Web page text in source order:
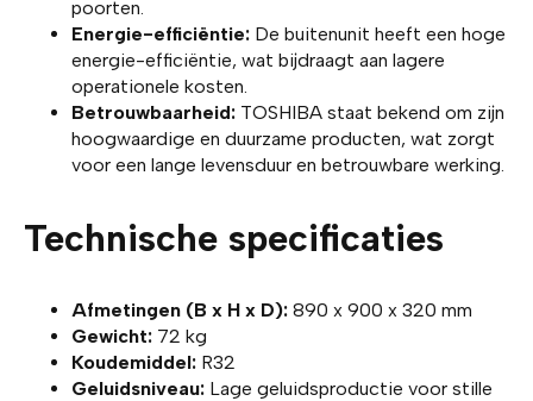
poorten.
Energie-efficiëntie: De buitenunit heeft een hoge
energie-efficiëntie, wat bijdraagt aan lagere
operationele kosten.
Betrouwbaarheid: TOSHIBA staat bekend om zijn
hoogwaardige en duurzame producten, wat zorgt
voor een lange levensduur en betrouwbare werking.
Technische specificaties
Afmetingen (B x H x D): 890 x 900 x 320 mm
Gewicht: 72 kg
Koudemiddel: R32
Geluidsniveau: Lage geluidsproductie voor stille